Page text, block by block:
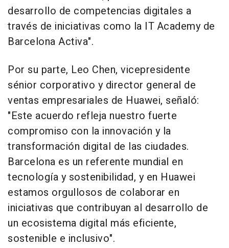
desarrollo de competencias digitales a
través de iniciativas como la IT Academy de
Barcelona Activa".
Por su parte, Leo Chen, vicepresidente
sénior corporativo y director general de
ventas empresariales de Huawei, señaló:
"Este acuerdo refleja nuestro fuerte
compromiso con la innovación y la
transformación digital de las ciudades.
Barcelona es un referente mundial en
tecnología y sostenibilidad, y en Huawei
estamos orgullosos de colaborar en
iniciativas que contribuyan al desarrollo de
un ecosistema digital más eficiente,
sostenible e inclusivo".